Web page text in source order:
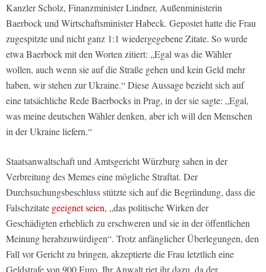
Kanzler Scholz, Finanzminister Lindner, Außenministerin
Baerbock und Wirtschaftsminister Habeck. Gepostet hatte die Frau
zugespitzte und nicht ganz 1:1 wiedergegebene Zitate. So wurde
etwa Baerbock mit den Worten zitiert: „Egal was die Wähler
wollen, auch wenn sie auf die Straße gehen und kein Geld mehr
haben, wir stehen zur Ukraine.“ Diese Aussage bezieht sich auf
eine tatsächliche Rede Baerbocks in Prag, in der sie sagte: „Egal,
was meine deutschen Wähler denken, aber ich will den Menschen
in der Ukraine liefern.“
Staatsanwaltschaft und Amtsgericht Würzburg sahen in der
Verbreitung des Memes eine mögliche Straftat. Der
Durchsuchungsbeschluss stützte sich auf die Begründung, dass die
Falschzitate geeignet seien, „das politische Wirken der
Geschädigten erheblich zu erschweren und sie in der öffentlichen
Meinung herabzuwürdigen“. Trotz anfänglicher Überlegungen, den
Fall vor Gericht zu bringen, akzeptierte die Frau letztlich eine